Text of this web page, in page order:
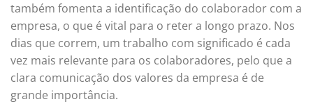
também fomenta a identificação do colaborador com a
empresa, o que é vital para o reter a longo prazo. Nos
dias que correm, um trabalho com significado é cada
vez mais relevante para os colaboradores, pelo que a
clara comunicação dos valores da empresa é de
grande importância.